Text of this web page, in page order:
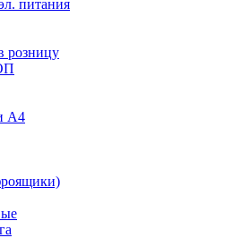
питания
розницу
А4